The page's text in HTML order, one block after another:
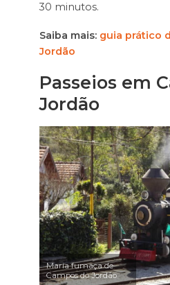
30 minutos.
Saiba mais: guia prático
Jordão
Passeios em
Jordão
Maria fumaça de
Campos do Jordão